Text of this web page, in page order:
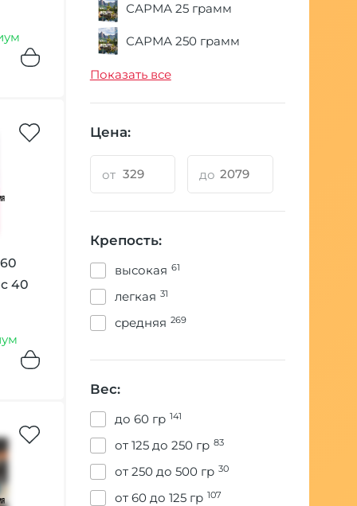
40
САРМА 25 грамм
САРМА 250 грамм
САРМА 360 120
грамм
САРМА 360 40 грамм
САРМА 40 грамм
Показать все
Цена:
от до
Крепость:
высокая 61
легкая 31
средняя 269
Вес:
до 60 гр 141
от 125 до 250 гр 83
от 250 до 500 гр 30
от 60 до 125 гр 107